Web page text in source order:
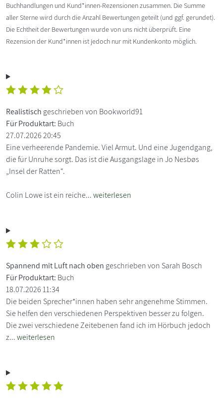
Buchhandlungen und Kund*innen-Rezensionen zusammen. Die Summe
aller Sterne wird durch die Anzahl Bewertungen geteilt (und ggf. gerundet).
Die Echtheit der Bewertungen wurde von uns nicht überprüft. Eine
Rezension der Kund*innen ist jedoch nur mit Kundenkonto möglich.
Realistisch geschrieben von Bookworld91
Für Produktart: Buch
27.07.2026 20:45
Eine verheerende Pandemie. Viel Armut. Und eine Jugendgang,
die für Unruhe sorgt. Das ist die Ausgangslage in Jo Nesbøs
„Insel der Ratten“.
Colin Lowe ist ein reiche...weiterlesen
Spannend mit Luft nach oben geschrieben von Sarah Bosch
Für Produktart: Buch
18.07.2026 11:34
Die beiden Sprecher*innen haben sehr angenehme Stimmen.
Sie helfen den verschiedenen Perspektiven besser zu folgen.
Die zwei verschiedene Zeitebenen fand ich im Hörbuch jedoch
z...weiterlesen